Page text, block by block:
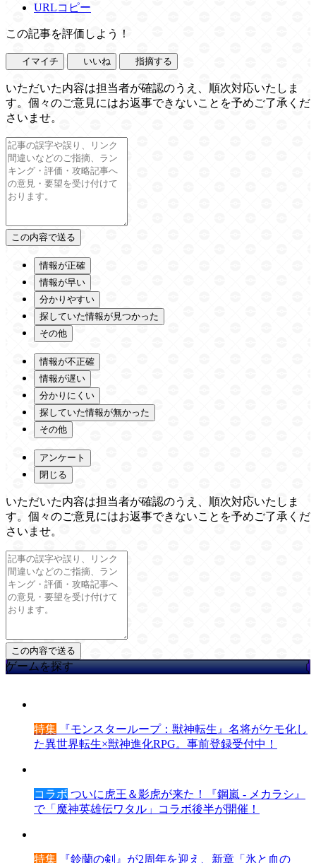
URLコピー
この記事を評価しよう！
イマイチ いいね 指摘する
いただいた内容は担当者が確認のうえ、順次対応いたしま
す。個々のご意見にはお返事できないことを予めご了承くだ
さいませ。
情報が正確
情報が早い
分かりやすい
探していた情報が見つかった
その他
情報が不正確
情報が遅い
分かりにくい
探していた情報が無かった
その他
アンケート
閉じる
いただいた内容は担当者が確認のうえ、順次対応いたしま
す。個々のご意見にはお返事できないことを予めご了承くだ
さいませ。
ゲームを探す
特集 『モンスターループ：獣神転生』名将がケモ化し
た異世界転生×獣神進化RPG。事前登録受付中！
コラボ ついに虎王＆影虎が来た！『鋼嵐 - メカラシ』
で「魔神英雄伝ワタル」コラボ後半が開催！
特集 『鈴蘭の剣』が2周年を迎え、新章「氷と血の